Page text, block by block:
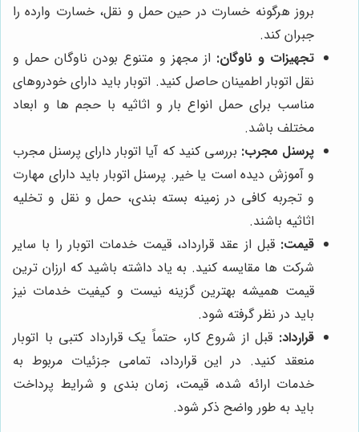
بروز هرگونه خسارت در حین حمل و نقل، خسارت وارده را
جبران کند.
تجهیزات و ناوگان: از مجهز و متنوع بودن ناوگان حمل و
نقل اتوبار اطمینان حاصل کنید. اتوبار باید دارای خودروهای
مناسب برای حمل انواع بار و اثاثیه با حجم ها و ابعاد
مختلف باشد.
پرسنل مجرب: بررسی کنید که آیا اتوبار دارای پرسنل مجرب
و آموزش دیده است یا خیر. پرسنل اتوبار باید دارای مهارت
و تجربه کافی در زمینه بسته بندی، حمل و نقل و تخلیه
اثاثیه باشند.
قیمت: قبل از عقد قرارداد، قیمت خدمات اتوبار را با سایر
شرکت ها مقایسه کنید. به یاد داشته باشید که ارزان ترین
قیمت همیشه بهترین گزینه نیست و کیفیت خدمات نیز
باید در نظر گرفته شود.
قرارداد: قبل از شروع کار، حتماً یک قرارداد کتبی با اتوبار
منعقد کنید. در این قرارداد، تمامی جزئیات مربوط به
خدمات ارائه شده، قیمت، زمان بندی و شرایط پرداخت
باید به طور واضح ذکر شود.